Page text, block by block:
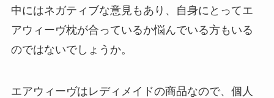
中にはネガティブな意見もあり、自身にとってエ
アウィーヴ枕が合っているか悩んでいる方もいる
のではないでしょうか。
エアウィーヴはレディメイドの商品なので、個人